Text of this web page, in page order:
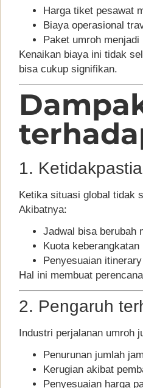
Harga tiket pesawat
Biaya operasional
Paket umroh menjadi
Kenaikan biaya ini tidak
bisa cukup signifikan.
1.
Ketika situasi global tidak
Akibatnya:
Jadwal bisa berubah
Kuota
Penyesuaian
Hal ini membuat
2. Pengaruh
Industri perjalanan umroh
Penurunan jumlah
Kerugian akibat
Penyesuaian harga